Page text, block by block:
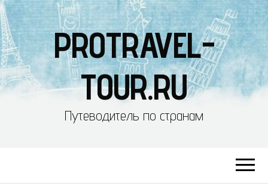
PROTRAVEL-
TOUR.RU
Путеводитель по странам